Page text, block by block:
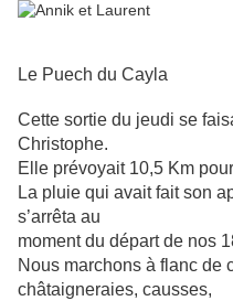
Le Puech du Cayla
Cette sortie du jeudi se
Christophe.
Elle prévoyait 10,5 Km
La pluie qui avait fait son
s’arrêta au
moment du départ de nos
Nous marchons à flanc de
châtaigneraies, causses,